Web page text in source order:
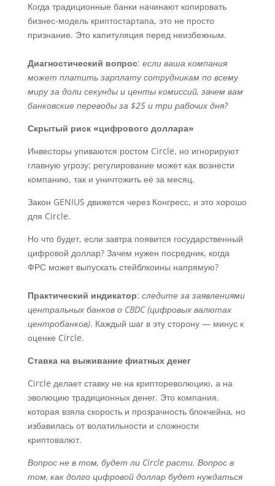
Когда традиционные банки начинают копировать
бизнес-модель криптостартапа, это не просто
признание. Это капитуляция перед неизбежным.
Диагностический вопрос: если ваша компания
может платить зарплату сотрудникам по всему
миру за доли секунды и центы комиссий, зачем вам
банковские переводы за $25 и три рабочих дня?
Скрытый риск «цифрового доллара»
Инвесторы упиваются ростом Circle, но игнорируют
главную угрозу: регулирование может как вознести
компанию, так и уничтожить её за месяц.
Закон GENIUS движется через Конгресс, и это хорошо
для Circle.
Но что будет, если завтра появится государственный
цифровой доллар? Зачем нужен посредник, когда
ФРС может выпускать стейблкоины напрямую?
Практический индикатор: следите за заявлениями
центральных банков о CBDC (цифровых валютах
центробанков). Каждый шаг в эту сторону — минус к
оценке Circle.
Ставка на выживание фиатных денег
Circle делает ставку не на криптореволюцию, а на
эволюцию традиционных денег. Это компания,
которая взяла скорость и прозрачность блокчейна, но
избавилась от волатильности и сложности
криптовалют.
Вопрос не в том, будет ли Circle расти. Вопрос в
том, как долго цифровой доллар будет нуждаться